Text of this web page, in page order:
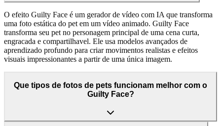
O efeito Guilty Face é um gerador de vídeo com IA que transforma
uma foto estática do pet em um vídeo animado. Guilty Face
transforma seu pet no personagem principal de uma cena curta,
engracada e compartilhavel. Ele usa modelos avançados de
aprendizado profundo para criar movimentos realistas e efeitos
visuais impressionantes a partir de uma única imagem.
Que tipos de fotos de pets funcionam melhor com o
Guilty Face?